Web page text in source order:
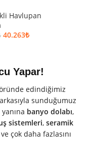
Havlupan
40.263₺
Yapar!
edindiğimiz
sunduğumuz
banyo dolabı,
sistemleri, seramik
ve çok daha fazlasını